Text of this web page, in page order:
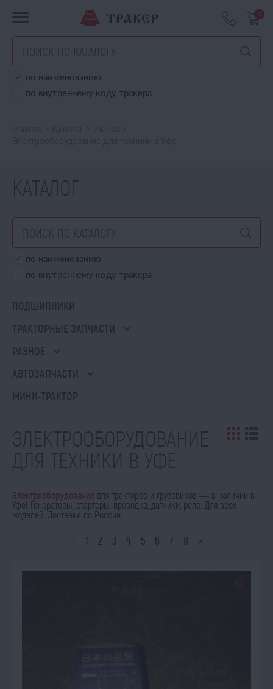
0
по наименованию
по внутреннему коду тракера
КАТАЛОГ
по наименованию
по внутреннему коду тракера
ПОДШИПНИКИ
ТРАКТОРНЫЕ ЗАПЧАСТИ
РАЗНОЕ
АВТОЗАПЧАСТИ
МИНИ-ТРАКТОР
ЭЛЕКТРООБОРУДОВАНИЕ
ДЛЯ ТЕХНИКИ В УФЕ
Электрооборудование для тракторов и грузовиков — в наличии в
Уфе! Генераторы, стартеры, проводка, датчики, реле. Для всех
моделей. Доставка по России.
1 2 3 4 5 6 7 8 >